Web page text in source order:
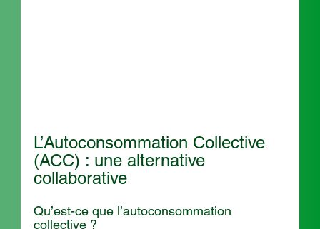
L’Autoconsommation Collective
(ACC) : une alternative
collaborative
Qu’est-ce que l’autoconsommation
collective ?